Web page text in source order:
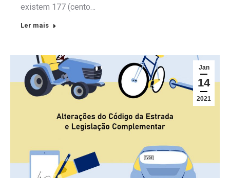
existem 177 (cento…
Ler mais
Jan
14
2021